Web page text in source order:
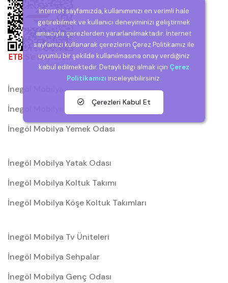
İnegöl Mobilya
İnegöl Mobilya Düğün Paketleri
İnegöl Mobilya Yemek Odası
İnegöl Mobilya Yatak Odası
İnegöl Mobilya Koltuk Takımı
İnegöl Mobilya Köşe Koltuk Takımları
İnegöl Mobilya Tv Üniteleri
İnegöl Mobilya Sehpalar
İnegöl Mobilya Genç Odası
İnternet sayfamızda, kullanımınızı en verimli hale
getirebilmek ve kullanıcı deneyiminizi geliştirmek
amacıyla çerezlerden yararlanılmaktadır. İnternet
sayfamızı kullanarak çerezlerin Çerez Politikamız ile
uyumlu bir şekilde kullanılmasına onay verdiğiniz
kabul edilmektedir. Detaylı bilgi almak için Çerez
Politikamızı inceleyebilirsiniz.
Çerezleri Kabul Et